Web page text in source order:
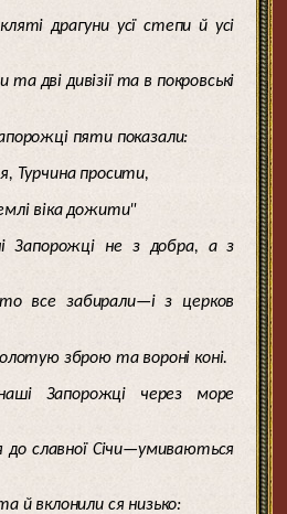
драгуни усї степи й усі
дві дивізії та в покровські
пяти показали:
Турчина просити,
віка дожити"
Запорожці не з добра, а з
все забирали—і з церков
зброю та вороні коні.
Запорожці через море
до славної Січи—умиваються
й вклонили ся низько: